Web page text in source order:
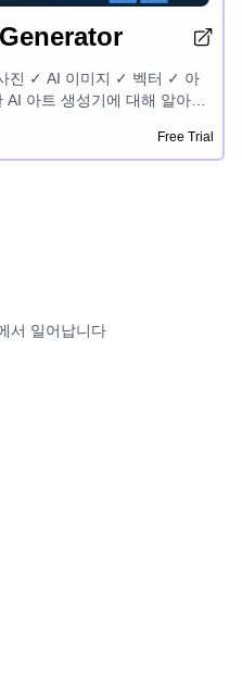
진 ✓ AI 이미지 ✓ 벡터 ✓ 아
아트 생성기에 대해 알아보
Free Trial
서 일어납니다